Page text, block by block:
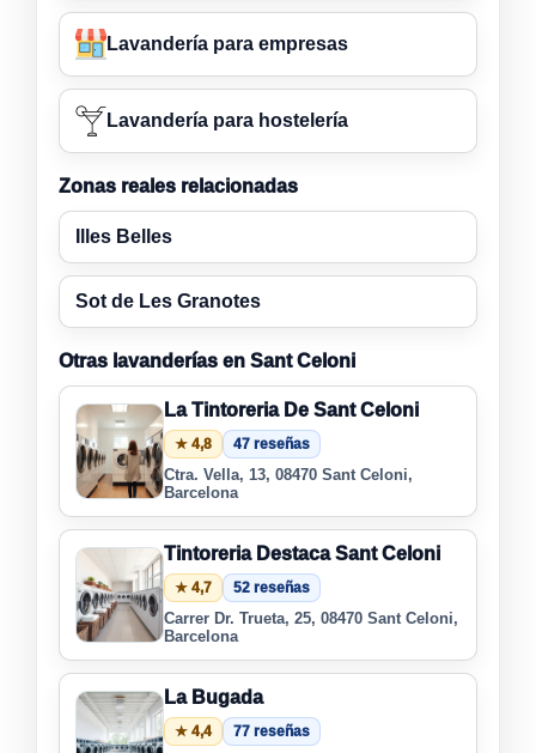
Lavandería para empresas
Lavandería para hostelería
Zonas reales relacionadas
Illes Belles
Sot de Les Granotes
Otras lavanderías en Sant Celoni
La Tintoreria De Sant Celoni
★ 4,8
47 reseñas
Ctra. Vella, 13, 08470 Sant Celoni,
Barcelona
Tintoreria Destaca Sant Celoni
★ 4,7
52 reseñas
Carrer Dr. Trueta, 25, 08470 Sant Celoni,
Barcelona
La Bugada
★ 4,4
77 reseñas